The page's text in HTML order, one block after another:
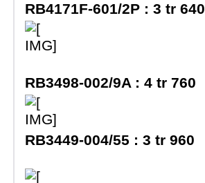
RB4171F-601/2P : 3 tr 640
RB3498-002/9A : 4 tr 760
RB3449-004/55 : 3 tr 960